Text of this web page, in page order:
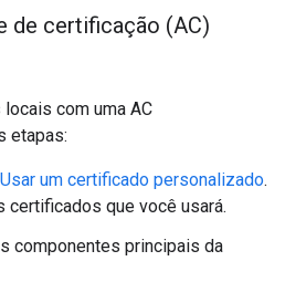
de certificação (AC)
com uma AC
etapas:
Usar um certificado personalizado.
certificados que você usará.
componentes principais da